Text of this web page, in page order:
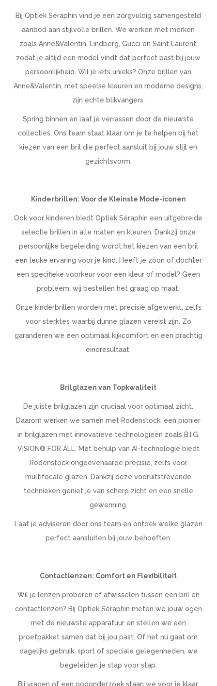
Bij Optiek Séraphin vind je een zorgvuldig samengesteld
aanbod aan stijlvolle brillen. We werken met merken
zoals Anne&Valentin, Lindberg, Gucci en Saint Laurent,
zodat je altijd een model vindt dat perfect past bij jouw
persoonlijkheid. Wil je iets unieks? Onze brillen van
Anne&Valentin, met speelse kleuren en moderne designs,
zijn echte blikvangers.
Spring binnen en laat je verrassen door de nieuwste
collecties. Ons team staat klaar om je te helpen bij het
kiezen van een bril die perfect aansluit bij jouw stijl en
gezichtsvorm.
Kinderbrillen: Voor de Kleinste Mode-iconen
Ook voor kinderen biedt Optiek Séraphin een uitgebreide
selectie brillen in alle maten en kleuren. Dankzij onze
persoonlijke begeleiding wordt het kiezen van een bril
een leuke ervaring voor je kind. Heeft je zoon of dochter
een specifieke voorkeur voor een kleur of model? Geen
probleem, wij bestellen het graag op maat.
Onze kinderbrillen worden met precisie afgewerkt, zelfs
voor sterktes waarbij dunne glazen vereist zijn. Zo
garanderen we een optimaal kijkcomfort en een prachtig
eindresultaat.
Brilglazen van Topkwaliteit
De juiste brilglazen zijn cruciaal voor optimaal zicht.
Daarom werken we samen met Rodenstock, een pionier
in brilglazen met innovatieve technologieën zoals B.I.G.
VISION® FOR ALL. Met behulp van AI-technologie biedt
Rodenstock ongeëvenaarde precisie, zelfs voor
multifocale glazen. Dankzij deze vooruitstrevende
technieken geniet je van scherp zicht en een snelle
gewenning.
Laat je adviseren door ons team en ontdek welke glazen
perfect aansluiten bij jouw behoeften.
Contactlenzen: Comfort en Flexibiliteit
Wil je lenzen proberen of afwisselen tussen een bril en
contactlenzen? Bij Optiek Séraphin meten we jouw ogen
met de nieuwste apparatuur en stellen we een
proefpakket samen dat bij jou past. Of het nu gaat om
dagelijks gebruik, sport of speciale gelegenheden, we
begeleiden je stap voor stap.
Bij vragen of een oogonderzoek staan we voor je klaar.